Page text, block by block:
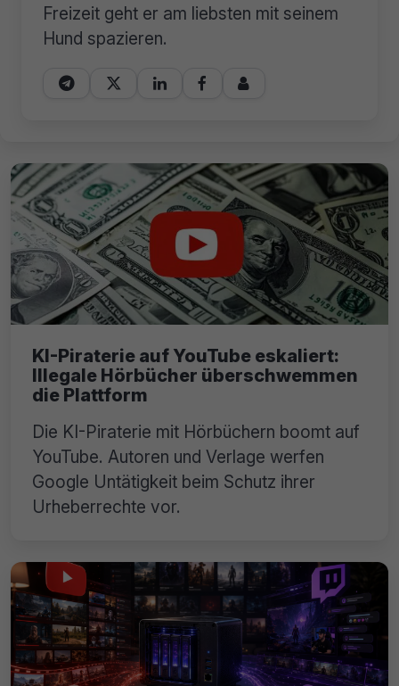
Freizeit geht er am liebsten mit seinem
Hund spazieren.
    
KI-Piraterie auf YouTube eskaliert:
Illegale Hörbücher überschwemmen
die Plattform
Die KI-Piraterie mit Hörbüchern boomt auf
YouTube. Autoren und Verlage werfen
Google Untätigkeit beim Schutz ihrer
Urheberrechte vor.